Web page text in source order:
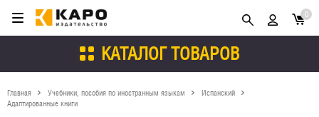
КАТАЛОГ ТОВАРОВ
0
Главная Учебники, пособия по иностранным языкам
Испанский
Адаптированные книги